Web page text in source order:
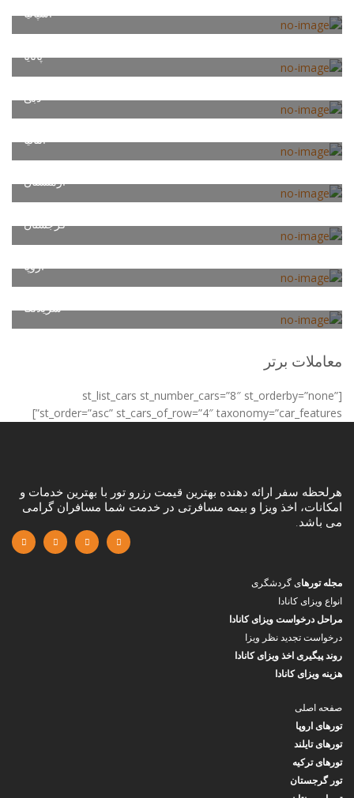
اسپانیا
پاتایا
دبی
آنتالیا
ارمنستان
گرجستان
اروپا
سریلانکا
معاملات برتر
[st_list_cars st_number_cars=”8″ st_orderby=”none”
st_order=”asc” st_cars_of_row=”4″ taxonomy=”car_features”]
هرلحظه سفر ارائه دهنده بهترین قیمت رزرو تور با بهترین خدمات و
امکانات، اخذ ویزا و بیمه مسافرتی در خدمت شما مسافران گرامی
می باشد.
مجله تورهای گردشگری
انواع ویزای کانادا
مراحل درخواست ویزای کانادا
درخواست تجدید نظر ویزا
روند پیگیری اخذ ویزای کانادا
هزینه ویزای کانادا
صفحه اصلی
تورهای اروپا
تورهای تایلند
تورهای ترکیه
تور گرجستان